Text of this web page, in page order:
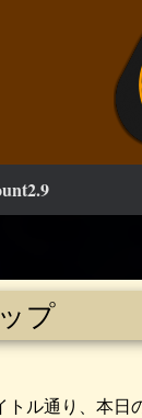
プ
トル通り、本日